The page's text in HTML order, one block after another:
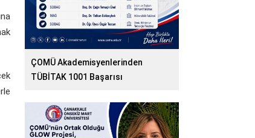
ÇOMÜ Akademisyenlerinden
TÜBİTAK 1001 Başarısı